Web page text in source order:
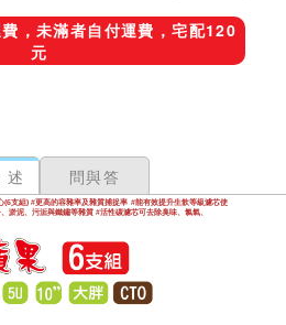
，未滿者自付運費，宅配120
元
問與答